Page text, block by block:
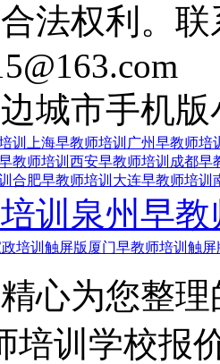
法权利。
城市手机版
训 上海早教师培训 广州早教师培
教师培训 西安早教师培训 成都早
合肥早教师培训 大连早教师培训
训 泉州早
培训触屏版 厦门早教师培训触屏
心为您整
培训学校报